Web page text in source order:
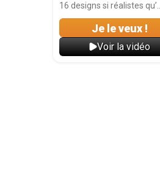
16 designs si réalistes qu’...
Je le veux !
Voir la vidéo